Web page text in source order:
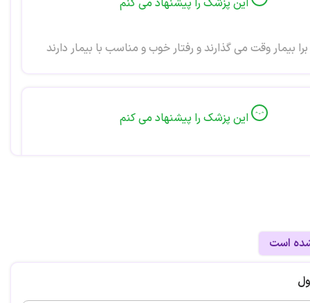
این پزشک را پیشنهاد می کنم
بیمار وقت می گذارند و رفتار خوب و مناسب با بیمار دارند
این پزشک را پیشنهاد می کنم
است